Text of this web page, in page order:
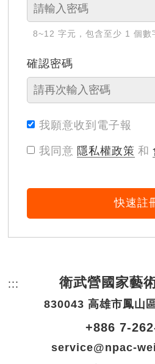
8~12 字元，包含至少 1 個數
確認密碼
我願意收到電子報
我同意 隱私權政策 和
快速註
::: 頁尾網站資訊。
衛武營國家藝
830043 高雄市鳳山
+886 7-
service@npac-